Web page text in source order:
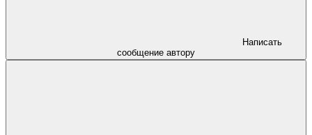
сообщение автору